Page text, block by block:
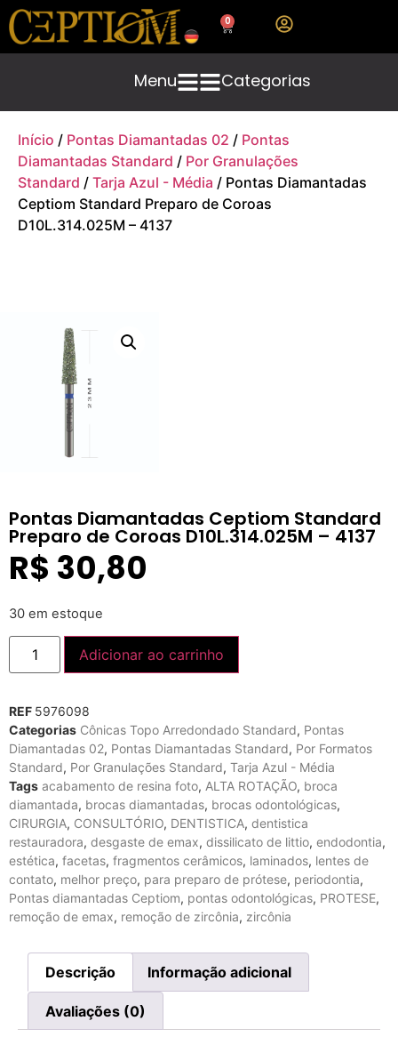
0
Menu Categorias
Início / Pontas Diamantadas 02 / Pontas
Diamantadas Standard / Por Granulações
Standard / Tarja Azul - Média / Pontas Diamantadas
Ceptiom Standard Preparo de Coroas
D10L.314.025M – 4137
Pontas Diamantadas Ceptiom Standard
Preparo de Coroas D10L.314.025M – 4137
R$ 30,80
30 em estoque
Adicionar ao carrinho
REF 5976098
Categorias Cônicas Topo Arredondado Standard, Pontas
Diamantadas 02, Pontas Diamantadas Standard, Por Formatos
Standard, Por Granulações Standard, Tarja Azul - Média
Tags acabamento de resina foto, ALTA ROTAÇÃO, broca
diamantada, brocas diamantadas, brocas odontológicas,
CIRURGIA, CONSULTÓRIO, DENTISTICA, dentistica
restauradora, desgaste de emax, dissilicato de littio, endodontia,
estética, facetas, fragmentos cerâmicos, laminados, lentes de
contato, melhor preço, para preparo de prótese, periodontia,
Pontas diamantadas Ceptiom, pontas odontológicas, PROTESE,
remoção de emax, remoção de zircônia, zircônia
Descrição Informação adicional
Avaliações (0)